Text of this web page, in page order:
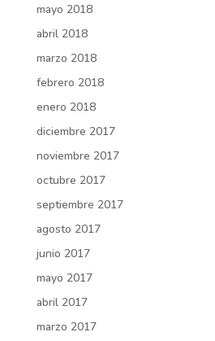
mayo 2018
abril 2018
marzo 2018
febrero 2018
enero 2018
diciembre 2017
noviembre 2017
octubre 2017
septiembre 2017
agosto 2017
junio 2017
mayo 2017
abril 2017
marzo 2017